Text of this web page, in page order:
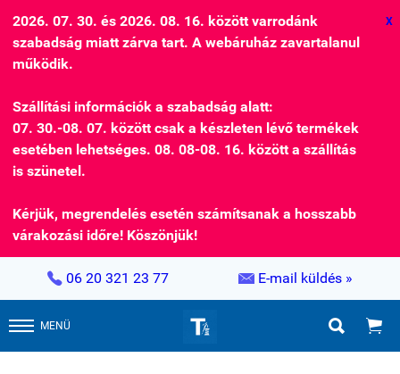
2026. 07. 30. és 2026. 08. 16. között varrodánk
szabadság miatt zárva tart. A webáruház zavartalanul
működik.
Szállítási információk a szabadság alatt:
07. 30.-08. 07. között csak a készleten lévő termékek
esetében lehetséges. 08. 08-08. 16. között a szállítás
is szünetel.
Kérjük, megrendelés esetén számítsanak a hosszabb
várakozási időre! Köszönjük!
X
 06 20 321 23 77  E-mail küldés »
MENÜ  